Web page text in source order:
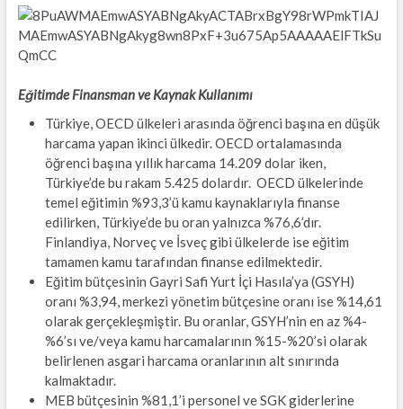
Eğitimde Finansman ve Kaynak Kullanımı
Türkiye, OECD ülkeleri arasında öğrenci başına en düşük
harcama yapan ikinci ülkedir. OECD ortalamasında
öğrenci başına yıllık harcama 14.209 dolar iken,
Türkiye’de bu rakam 5.425 dolardır. OECD ülkelerinde
temel eğitimin %93,3’ü kamu kaynaklarıyla finanse
edilirken, Türkiye’de bu oran yalnızca %76,6’dır.
Finlandiya, Norveç ve İsveç gibi ülkelerde ise eğitim
tamamen kamu tarafından finanse edilmektedir.
Eğitim bütçesinin Gayri Safi Yurt İçi Hasıla’ya (GSYH)
oranı %3,94, merkezi yönetim bütçesine oranı ise %14,61
olarak gerçekleşmiştir. Bu oranlar, GSYH’nin en az %4-
%6’sı ve/veya kamu harcamalarının %15-%20’si olarak
belirlenen asgari harcama oranlarının alt sınırında
kalmaktadır.
MEB bütçesinin %81,1’i personel ve SGK giderlerine